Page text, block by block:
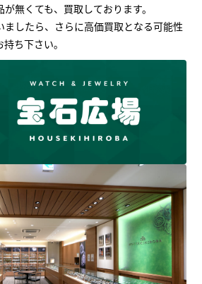
無くても、買取しております。
ましたら、さらに高価買取となる可能性
ち下さい｡